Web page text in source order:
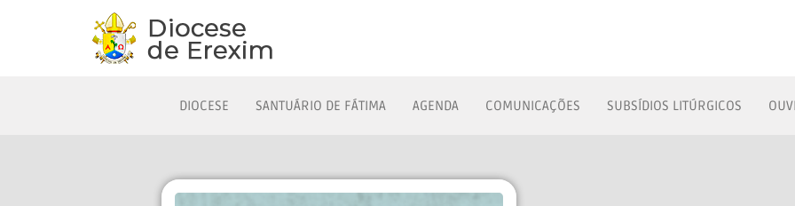
DIOCESE SANTUÁRIO DE FÁTIMA AGENDA COMUNICAÇÕES SUBSÍDIOS LITÚRGICOS